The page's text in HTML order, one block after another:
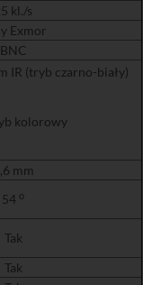
kl./s
Exmor
BNC
IR (tryb czarno-biały)
kolorowy
mm
54 o
Tak
Tak